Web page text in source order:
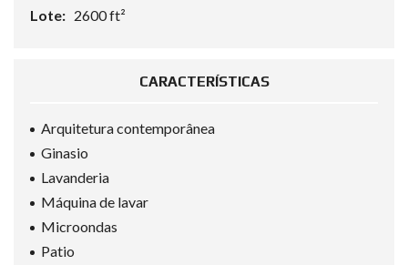
Lote: 2600 ft²
CARACTERÍSTICAS
Arquitetura contemporânea
Ginasio
Lavanderia
Máquina de lavar
Microondas
Patio